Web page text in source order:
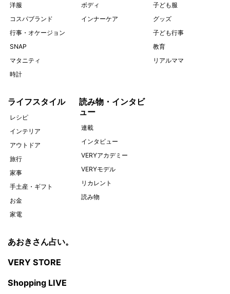
洋服
コスパブランド
行事・オケージョン
SNAP
マタニティ
時計
ボディ
インナーケア
子ども服
グッズ
子ども行事
教育
リアルママ
ライフスタイル
レシピ
インテリア
アウトドア
旅行
家事
手土産・ギフト
お金
家電
読み物・インタビ
ュー
連載
インタビュー
VERYアカデミー
VERYモデル
リカレント
読み物
あおきさん占い。
VERY STORE
Shopping LIVE